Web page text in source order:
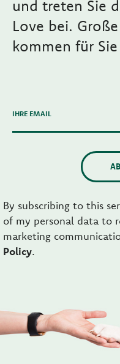
und treten Sie
Love bei.
kommen für
IHRE EMAIL
By subscribing to this
of my personal data to
marketing
Policy.